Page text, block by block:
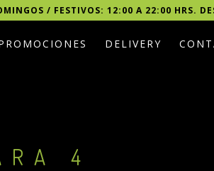
/ FESTIVOS: 12:00 A 22:00 HRS.
DELIVERY
4